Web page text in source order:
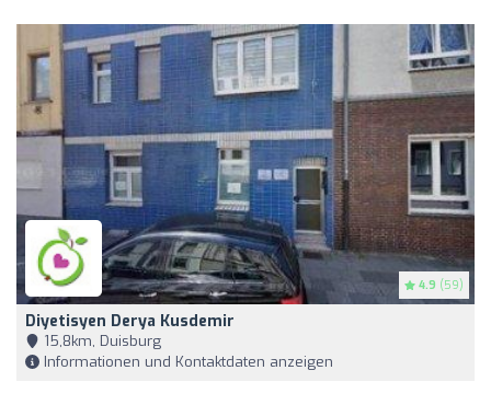
4.9 (59)
Diyetisyen Derya Kusdemir
15,8km, Duisburg
Informationen und Kontaktdaten anzeigen